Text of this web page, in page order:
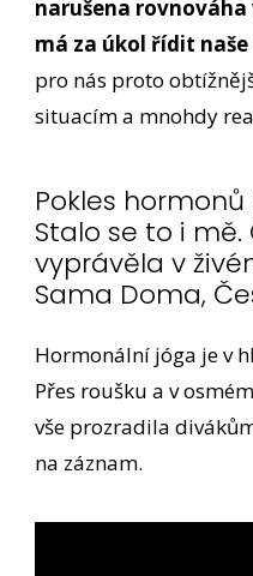
narušena
má za úkol řídit
pro nás proto
situacím a mnohdy
Pokles
Stalo se to i
vyprávěla v
Sama Doma,
Hormonální jóga je v
Přes roušku a v
vše prozradila
na záznam.